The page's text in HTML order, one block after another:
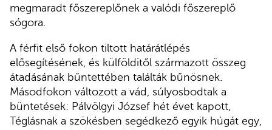
megmaradt főszereplőnek a valódi főszereplő
sógora.
A férfit első fokon tiltott határátlépés
elősegítésének, és külfölditől származott összeg
átadásának bűntettében találták bűnösnek.
Másodfokon változott a vád, súlyosbodtak a
büntetések: Pálvölgyi József hét évet kapott,
Téglásnak a szökésben segédkező egyik húgát egy,